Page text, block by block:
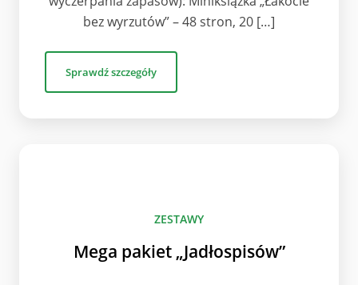
bez wyrzutów” – 48 stron, 20 […]
Sprawdź szczegóły
ZESTAWY
Mega pakiet „Jadłospisów”